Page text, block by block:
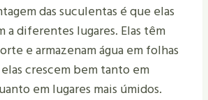
das suculentas é que elas
a diferentes lugares. Elas têm
e armazenam água em folhas
crescem bem tanto em
em lugares mais úmidos.